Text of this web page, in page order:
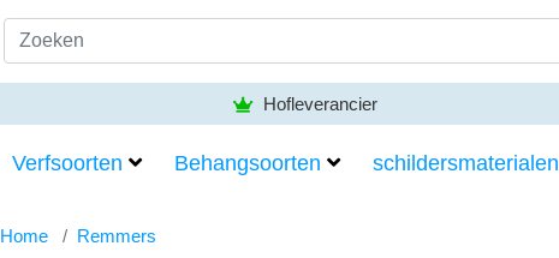
Hofleverancier
Verfsoorten Behangsoorten schildersmaterialen
Home Remmers